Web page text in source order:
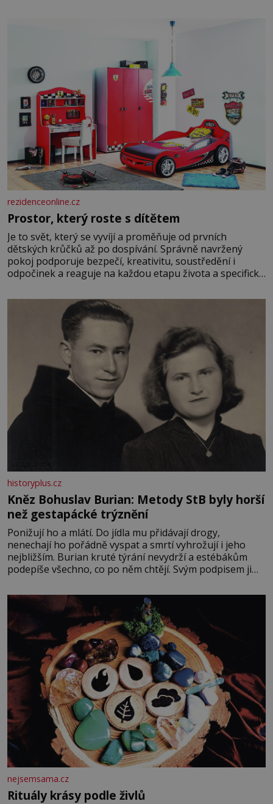
rezidenceonline.cz
Prostor, který roste s dítětem
Je to svět, který se vyvíjí a proměňuje od prvních
dětských krůčků až po dospívání. Správně navržený
pokoj podporuje bezpečí, kreativitu, soustředění i
odpočinek a reaguje na každou etapu života a specifické
měkkost a bezpečí, proto by pokoj miminka měl působit
především klidně a útulně. Předškolní věk je
historyplus.cz
Kněz Bohuslav Burian: Metody StB byly horší
než gestapácké trýznění
Ponižují ho a mlátí. Do jídla mu přidávají drogy,
nenechají ho pořádně vyspat a smrtí vyhrožují i jeho
nejbližším. Burian kruté týrání nevydrží a estébákům
podepíše všechno, co po něm chtějí. Svým podpisem jim
fyzický ani psychický nátlak. Syn brněnského řezníka
chce být knězem a
nejsemsama.cz
Rituály krásy podle živlů